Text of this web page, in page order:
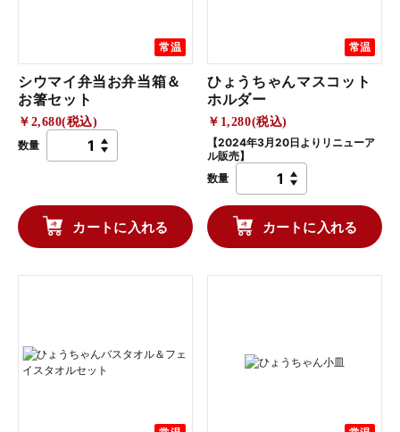
常温
シウマイ弁当お弁当箱＆
お箸セット
￥2,680(税込)
数量
カートに入れる
常温
ひょうちゃんマスコット
ホルダー
￥1,280(税込)
【2024年3月20日よりリニューア
ル販売】
数量
カートに入れる